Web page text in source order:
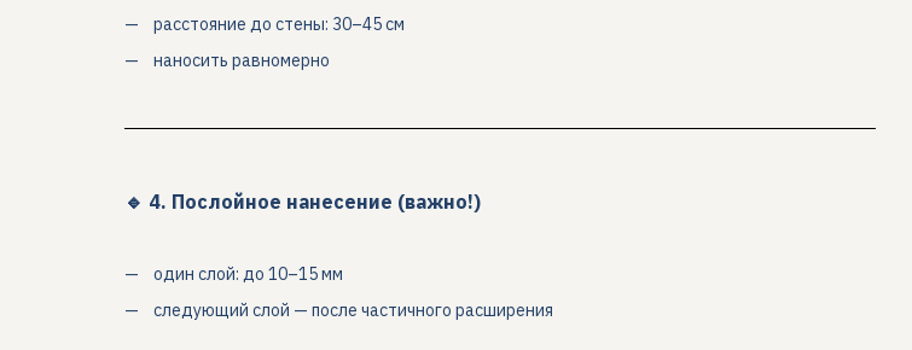
расстояние до стены: 30–45 см
наносить равномерно
🔹 4. Послойное нанесение (важно!)
один слой: до 10–15 мм
следующий слой — после частичного расширения